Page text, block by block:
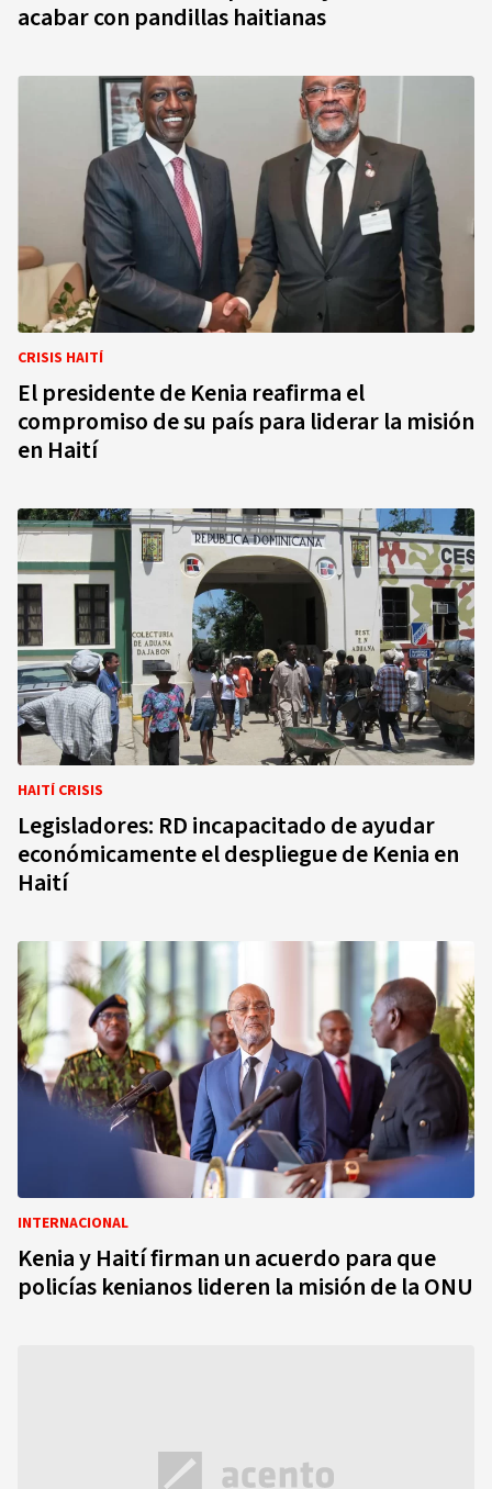
acabar con pandillas haitianas
CRISIS HAITÍ
El presidente de Kenia reafirma el
compromiso de su país para liderar la misión
en Haití
HAITÍ CRISIS
Legisladores: RD incapacitado de ayudar
económicamente el despliegue de Kenia en
Haití
INTERNACIONAL
Kenia y Haití firman un acuerdo para que
policías kenianos lideren la misión de la ONU